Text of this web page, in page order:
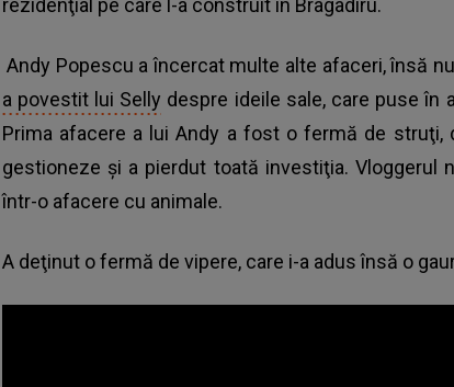
rezidenţial pe care l-a construit în Bragadiru.
Andy Popescu a încercat multe alte afaceri, însă
a povestit lui Selly despre ideile sale, care puse în
Prima afacere a lui Andy a fost o fermă de
gestioneze şi a pierdut toată investiţia.
într-o afacere cu animale.
A deţinut o fermă de vipere, care i-a adus însă o